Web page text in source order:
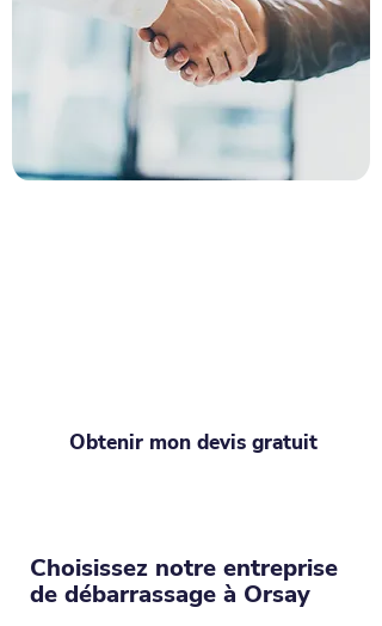
Obtenir mon devis gratuit
Choisissez notre entreprise
de débarrassage à Orsay